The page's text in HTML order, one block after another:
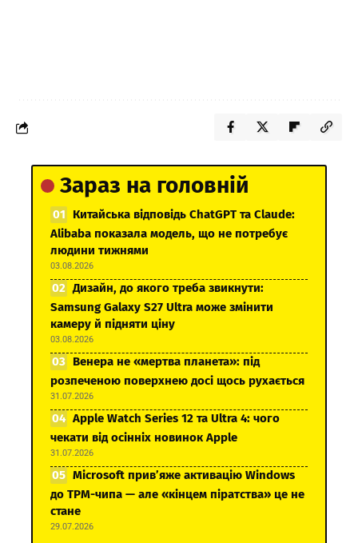
Зараз на головній
Китайська відповідь ChatGPT та Claude:
Alibaba показала модель, що не потребує
людини тижнями
03.08.2026
Дизайн, до якого треба звикнути:
Samsung Galaxy S27 Ultra може змінити
камеру й підняти ціну
03.08.2026
Венера не «мертва планета»: під
розпеченою поверхнею досі щось рухається
31.07.2026
Apple Watch Series 12 та Ultra 4: чого
чекати від осінніх новинок Apple
31.07.2026
Microsoft прив’яже активацію Windows
до TPM-чипа — але «кінцем піратства» це не
стане
29.07.2026